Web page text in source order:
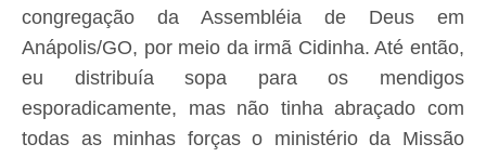
congregação da Assembléia de Deus em
Anápolis/GO, por meio da irmã Cidinha. Até então,
eu distribuía sopa para os mendigos
esporadicamente, mas não tinha abraçado com
todas as minhas forças o ministério da Missão